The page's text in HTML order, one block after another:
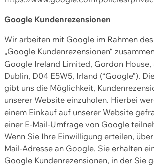
Google Kundenrezensionen
Wir arbeiten mit Google im Rahmen
„Google Kundenrezensionen“
Google Ireland Limited, Gordon House,
Dublin, D04 E5W5, Irland (“Google”).
gibt uns die Möglichkeit,
unserer Website einzuholen. Hierbei
einem Einkauf auf unserer Website
einer E-Mail-Umfrage von Google
Wenn Sie Ihre Einwilligung erteilen,
Mail-Adresse an Google. Sie erhalten
Google Kundenrezensionen, in der Sie